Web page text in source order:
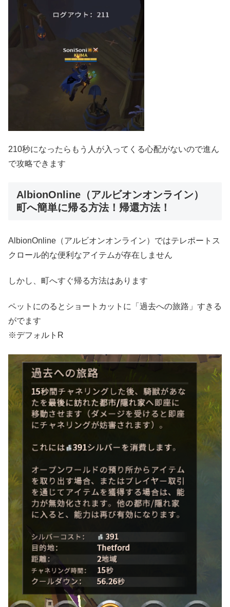
210秒になったらもう人が入ってくる心配がないので進ん
で攻略できます
AlbionOnline（アルビオンオンライン）
町へ簡単に帰る方法！帰還方法！
AlbionOnline（アルビオンオンライン）ではテレポートス
クロール的な便利なアイテムが存在しません
しかし、町へすぐ帰る方法はあります
ペットにのるとショートカットに「過去への旅路」すきる
がでます
※デフォルトR